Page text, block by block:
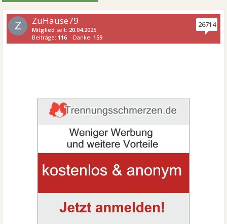
Z ZuHause79
Mitglied seit: 20.04.2025
Beiträge: 116 Danke: 159
26714